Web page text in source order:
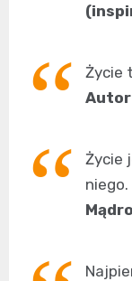
Życie
Życie
niego.